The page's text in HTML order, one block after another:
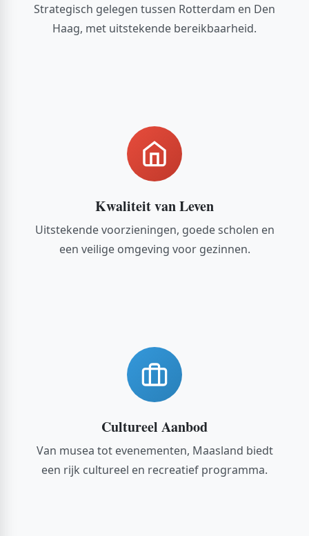
Strategisch gelegen tussen Rotterdam en Den
Haag, met uitstekende bereikbaarheid.
Kwaliteit van Leven
Uitstekende voorzieningen, goede scholen en
een veilige omgeving voor gezinnen.
Cultureel Aanbod
Van musea tot evenementen, Maasland biedt
een rijk cultureel en recreatief programma.